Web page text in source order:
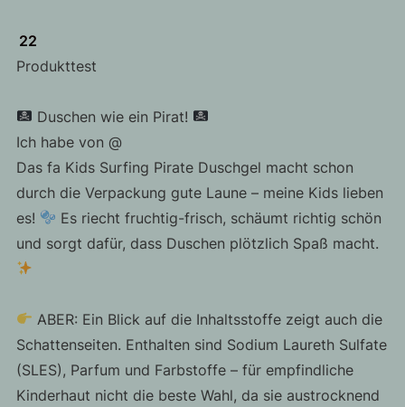
22
Produkttest
Duschen wie ein Pirat!
Ich habe von @
Das fa Kids Surfing Pirate Duschgel macht schon
durch die Verpackung gute Laune – meine Kids lieben
es!
Es riecht fruchtig-frisch, schäumt richtig schön
und sorgt dafür, dass Duschen plötzlich Spaß macht.
ABER: Ein Blick auf die Inhaltsstoffe zeigt auch die
Schattenseiten. Enthalten sind Sodium Laureth Sulfate
(SLES), Parfum und Farbstoffe – für empfindliche
Kinderhaut nicht die beste Wahl, da sie austrocknend